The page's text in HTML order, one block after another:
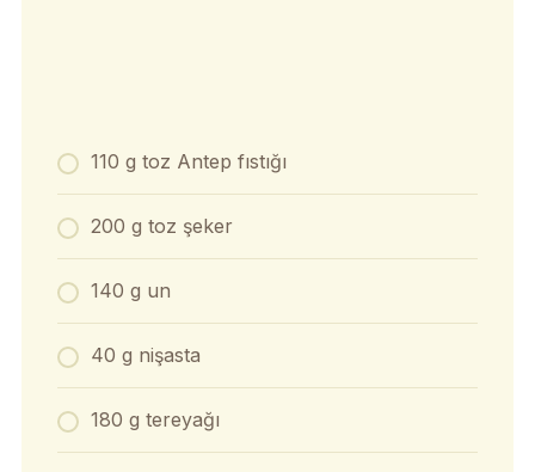
110 g toz Antep fıstığı
200 g toz şeker
140 g un
40 g nişasta
180 g tereyağı